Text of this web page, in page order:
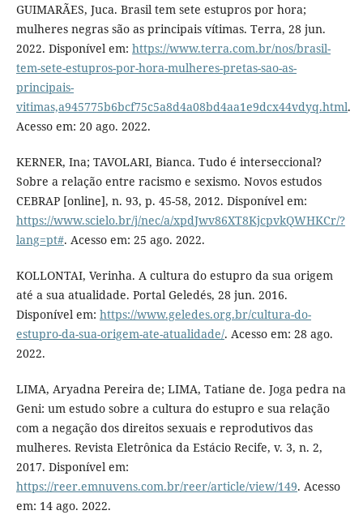
GUIMARÃES, Juca. Brasil tem sete estupros por hora;
mulheres negras são as principais vítimas. Terra, 28 jun.
2022. Disponível em: https://www.terra.com.br/nos/brasil-
tem-sete-estupros-por-hora-mulheres-pretas-sao-as-
principais-
vitimas,a945775b6bcf75c5a8d4a08bd4aa1e9dcx44vdyq.html.
Acesso em: 20 ago. 2022.
KERNER, Ina; TAVOLARI, Bianca. Tudo é interseccional?
Sobre a relação entre racismo e sexismo. Novos estudos
CEBRAP [online], n. 93, p. 45-58, 2012. Disponível em:
https://www.scielo.br/j/nec/a/xpdJwv86XT8KjcpvkQWHKCr/?
lang=pt#. Acesso em: 25 ago. 2022.
KOLLONTAI, Verinha. A cultura do estupro da sua origem
até a sua atualidade. Portal Geledés, 28 jun. 2016.
Disponível em: https://www.geledes.org.br/cultura-do-
estupro-da-sua-origem-ate-atualidade/. Acesso em: 28 ago.
2022.
LIMA, Aryadna Pereira de; LIMA, Tatiane de. Joga pedra na
Geni: um estudo sobre a cultura do estupro e sua relação
com a negação dos direitos sexuais e reprodutivos das
mulheres. Revista Eletrônica da Estácio Recife, v. 3, n. 2,
2017. Disponível em:
https://reer.emnuvens.com.br/reer/article/view/149. Acesso
em: 14 ago. 2022.